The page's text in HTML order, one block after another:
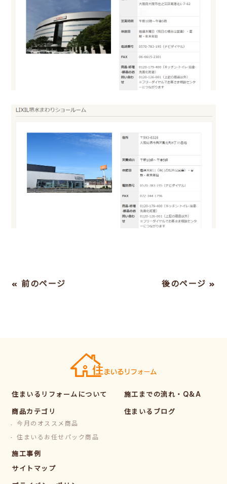
« 前のページ 後のページ »
住まいるリフォームについて
商品カテゴリ
今月のオススメ商品
住まいるお任せパック商品
施工事例
施工までの流れ・Q&A
住まいるブログ
サイトマップ